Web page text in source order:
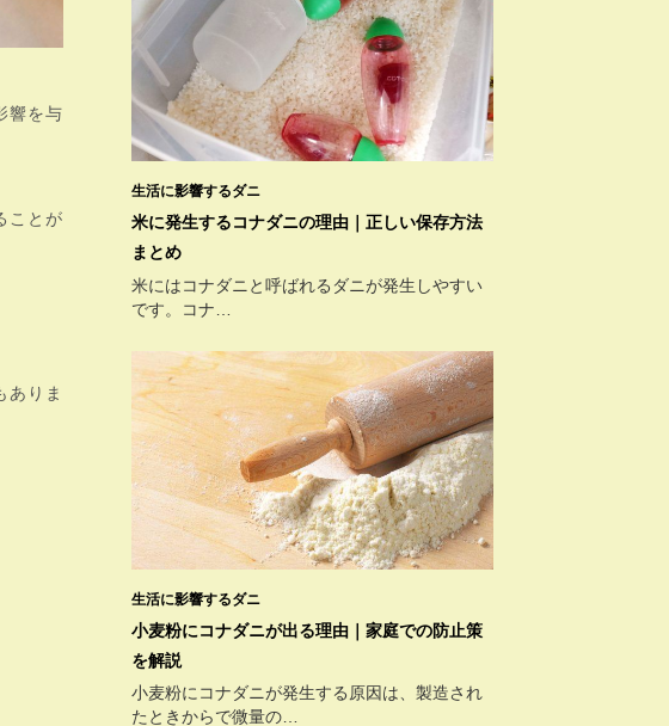
響を与
ことが
ありま
生活に影響するダニ
米に発生するコナダニの理由｜正しい保存方法
まとめ
米にはコナダニと呼ばれるダニが発生しやすい
です。コナ…
生活に影響するダニ
小麦粉にコナダニが出る理由｜家庭での防止策
を解説
小麦粉にコナダニが発生する原因は、製造され
たときからで微量の…